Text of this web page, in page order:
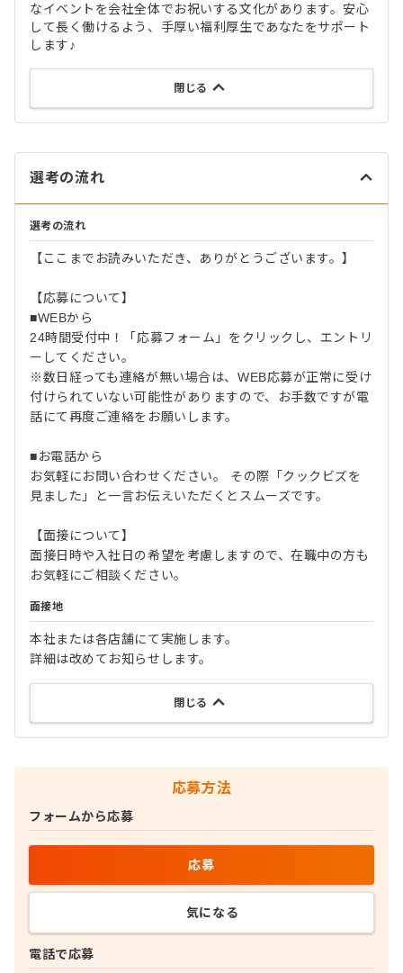
なイベントを会社全体でお祝いする文化があります。安心
して長く働けるよう、手厚い福利厚生であなたをサポート
します♪
閉じる
選考の流れ
選考の流れ
【ここまでお読みいただき、ありがとうございます。】
【応募について】
■WEBから
24時間受付中！「応募フォーム」をクリックし、エントリ
ーしてください。
※数日経っても連絡が無い場合は、WEB応募が正常に受け
付けられていない可能性がありますので、お手数ですが電
話にて再度ご連絡をお願いします。
■お電話から
お気軽にお問い合わせください。 その際「クックビズを
見ました」と一言お伝えいただくとスムーズです。
【面接について】
面接日時や入社日の希望を考慮しますので、在職中の方も
お気軽にご相談ください。
面接地
本社または各店舗にて実施します。
詳細は改めてお知らせします。
閉じる
応募方法
電話で応募
フォームから応募
応募
気になる